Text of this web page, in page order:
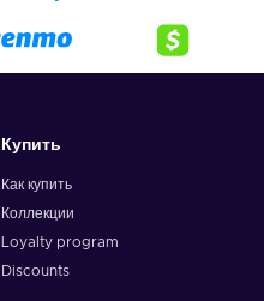
Купить
Как купить
Коллекции
Loyalty program
Discounts